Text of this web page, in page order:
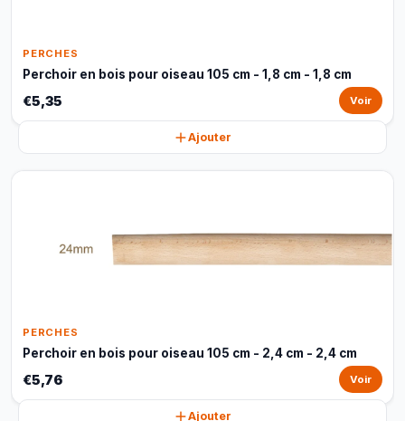
PERCHES
Perchoir en bois pour oiseau 105 cm - 1,8 cm - 1,8 cm
€5,35 Voir
Ajouter
PERCHES
Perchoir en bois pour oiseau 105 cm - 2,4 cm - 2,4 cm
€5,76 Voir
Ajouter